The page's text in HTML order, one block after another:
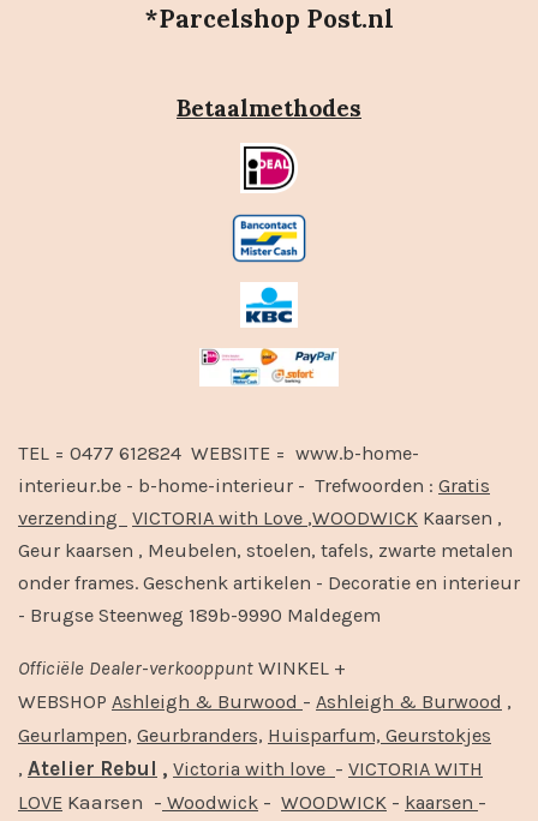
*Parcelshop Post.nl
Betaalmethodes
TEL = 0477 612824 WEBSITE = www.b-home-
interieur.be - b-home-interieur - Trefwoorden : Gratis
verzending
VICTORIA with Love ,WOODWICK Kaarsen ,
Geur kaarsen , Meubelen, stoelen, tafels, zwarte metalen
onder frames. Geschenk artikelen - Decoratie en interieur
- Brugse Steenweg 189b-9990 Maldegem
Officiële Dealer-verkooppunt WINKEL +
WEBSHOP Ashleigh & Burwood - Ashleigh & Burwood ,
Geurlampen, Geurbranders, Huisparfum, Geurstokjes
, Atelier Rebul , Victoria with love - VICTORIA WITH
LOVE Kaarsen - Woodwick - WOODWICK - kaarsen -